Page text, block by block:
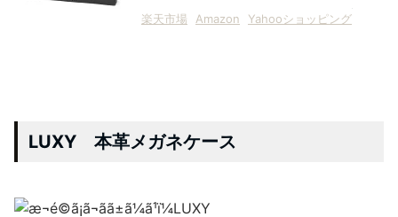
楽天市場 Amazon Yahooショッピング
LUXY 本革メガネケース